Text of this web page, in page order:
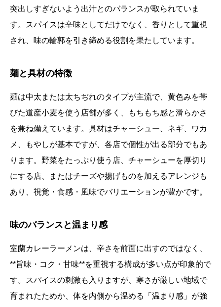
突出しすぎないよう出汁とのバランスが取られていま
す。スパイスは辛味としてだけでなく、香りとして重視
され、味の輪郭を引き締める役割を果たしています。
麺と具材の特徴
麺は中太または太ちぢれのタイプが主流で、黄色みを帯
びた道産小麦を使う店舗が多く、もちもち感と滑らかさ
を兼ね備えています。具材はチャーシュー、ネギ、ワカ
メ、もやしが基本ですが、各店で個性が出る部分でもあ
ります。野菜をたっぷり使う店、チャーシューを厚切り
にする店、またはチーズや揚げものを加えるアレンジも
あり、視覚・食感・風味でバリエーションが豊かです。
味のバランスと温まり感
室蘭カレーラーメンは、辛さを前面に出すのではなく、
**旨味・コク・甘味**を重視する構成が多い点が印象的で
す。スパイスの刺激も入りますが、寒さが厳しい地域で
育まれたためか、体を内側から温める「温まり感」が強